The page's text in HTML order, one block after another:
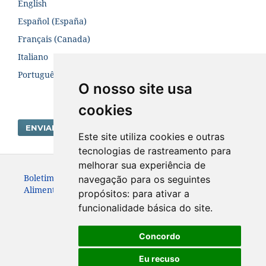
O nosso site usa
cookies
Este site utiliza cookies e outras
tecnologias de rastreamento para
melhorar sua experiência de
navegação para os seguintes
propósitos: para ativar a
funcionalidade básica do site.
Concordo
Eu recuso
English
Español (España)
Français (Canada)
Italiano
Português (Brasil)
ENVIAR SUBMISSÃO
Boletim Centro de Pesquisa de Processamento de
Alimentos. ISSN:19839774